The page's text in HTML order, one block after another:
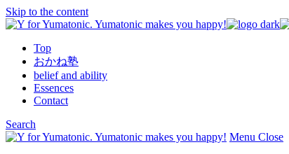
Skip to the content
Top
おかね塾
belief and ability
Essences
Contact
Search
Menu Close